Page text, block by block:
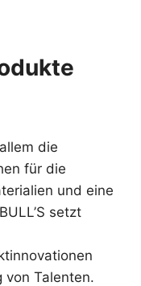
die
für die
und eine
setzt
von Talenten.